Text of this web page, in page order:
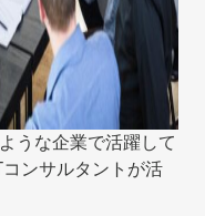
うな企業で活躍して
ンサルタントが活